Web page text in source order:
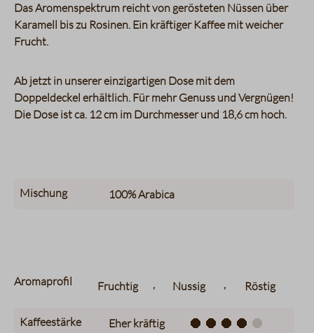
Das Aromenspektrum reicht von gerösteten Nüssen über
Karamell bis zu Rosinen. Ein kräftiger Kaffee mit weicher
Frucht.
Ab jetzt in unserer einzigartigen Dose mit dem
Doppeldeckel erhältlich. Für mehr Genuss und Vergnügen!
Die Dose ist ca. 12 cm im Durchmesser und 18,6 cm hoch.
Mischung 100%Arabica
Aromaprofil Fruchtig , Nussig , Röstig
Kaffeestärke Eher kräftig